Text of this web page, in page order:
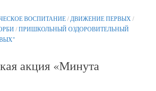
ВОСПИТАНИЕ/ДВИЖЕНИЕ ПЕРВЫХ /
/ПРИШКОЛЬНЫЙ ОЗДОРОВИТЕЛЬНЫЙ
акция «Минута